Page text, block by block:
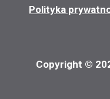
Polityka
Copyright ©